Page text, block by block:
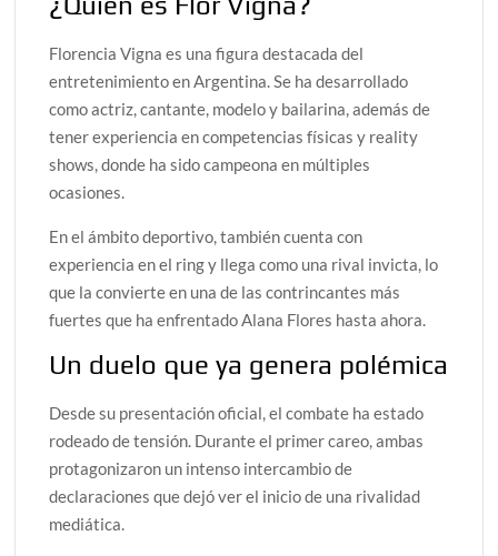
Florencia Vigna es una figura destacada del
entretenimiento en Argentina. Se ha desarrollado
como actriz, cantante, modelo y bailarina, además de
tener experiencia en competencias físicas y reality
shows, donde ha sido campeona en múltiples
ocasiones.
En el ámbito deportivo, también cuenta con
experiencia en el ring y llega como una rival invicta, lo
que la convierte en una de las contrincantes más
fuertes que ha enfrentado Alana Flores hasta ahora.
Un duelo que ya genera polémica
Desde su presentación oficial, el combate ha estado
rodeado de tensión. Durante el primer careo, ambas
protagonizaron un intenso intercambio de
declaraciones que dejó ver el inicio de una rivalidad
mediática.